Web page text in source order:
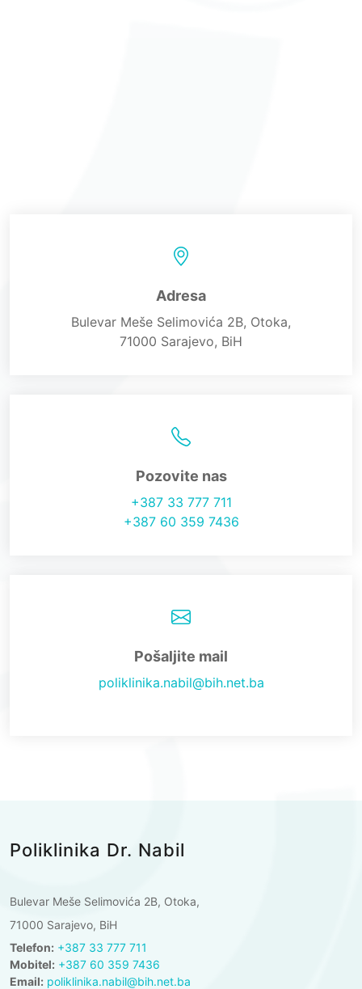
Adresa
Bulevar Meše Selimovića 2B, Otoka,
71000 Sarajevo, BiH
Pozovite nas
+387 33 777 711
+387 60 359 7436
Pošaljite mail
poliklinika.nabil@bih.net.ba
Poliklinika Dr. Nabil
Bulevar Meše Selimovića 2B, Otoka,
71000 Sarajevo, BiH
Telefon: +387 33 777 711
Mobitel: +387 60 359 7436
Email: poliklinika.nabil@bih.net.ba